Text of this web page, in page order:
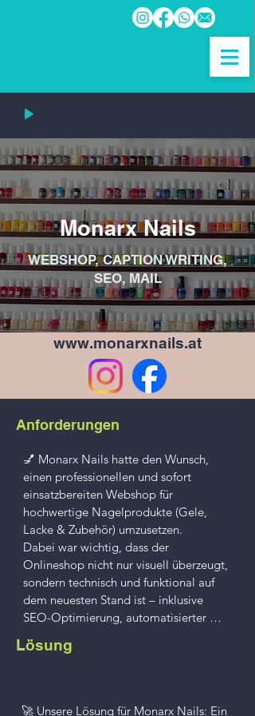
Monarx Nails
WEBSHOP, CAPTION WRITING,
SEO, MAIL
www.monarxnails.at
Anforderungen
💅 Monarx Nails hatte den Wunsch,
einen professionellen und sofort
einsatzbereiten Webshop für
hochwertige Nagelprodukte (Gele,
Lacke & Zubehör) umzusetzen.
Dabei war wichtig, dass der
Onlineshop nicht nur visuell überzeugt,
sondern technisch und funktional auf
dem neuesten Stand ist – inklusive
SEO-Optimierung, automatisierter
den Verkauf von Fingernagel-Produkten
Lösung
🚀 Unsere Lösung für Monarx Nails: Ein